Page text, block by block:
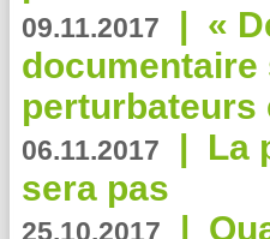
09.11.2017 | «
documentaire
perturbateurs
06.11.2017 | La
sera pas
25.10.2017 |